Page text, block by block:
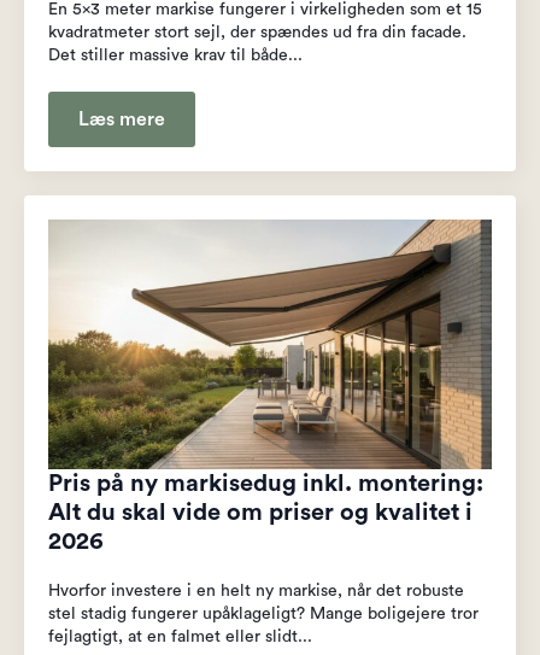
En 5x3 meter markise fungerer i virkeligheden som et 15
kvadratmeter stort sejl, der spændes ud fra din facade.
Det stiller massive krav til både...
Læs mere
Pris på ny markisedug inkl. montering:
Alt du skal vide om priser og kvalitet i
2026
Hvorfor investere i en helt ny markise, når det robuste
stel stadig fungerer upåklageligt? Mange boligejere tror
fejlagtigt, at en falmet eller slidt...